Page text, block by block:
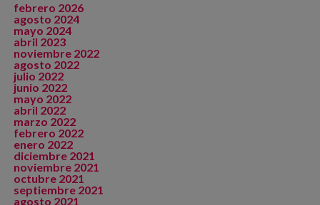
febrero 2026
agosto 2024
mayo 2024
abril 2023
noviembre 2022
agosto 2022
julio 2022
junio 2022
mayo 2022
abril 2022
marzo 2022
febrero 2022
enero 2022
diciembre 2021
noviembre 2021
octubre 2021
septiembre 2021
agosto 2021